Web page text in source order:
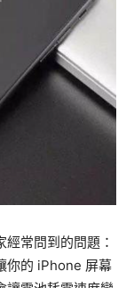
常問到的問題：
你的 iPhone 屏幕